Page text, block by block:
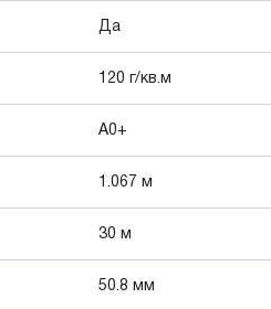
Да
120 г/кв.м
A0+
1.067 м
30 м
50.8 мм